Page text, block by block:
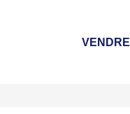
VENDRE